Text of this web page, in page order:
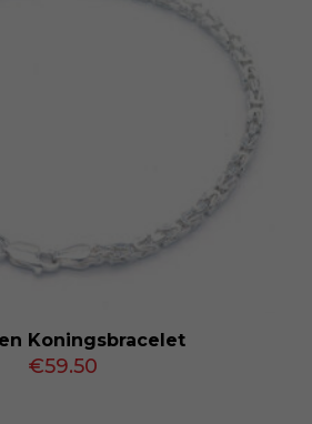
Koningsbracelet
€59.50